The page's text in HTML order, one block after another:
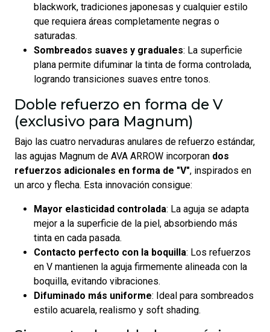
blackwork, tradiciones japonesas y cualquier estilo
que requiera áreas completamente negras o
saturadas.
Sombreados suaves y graduales: La superficie
plana permite difuminar la tinta de forma controlada,
logrando transiciones suaves entre tonos.
Doble refuerzo en forma de V
(exclusivo para Magnum)
Bajo las cuatro nervaduras anulares de refuerzo estándar,
las agujas Magnum de AVA ARROW incorporan dos
refuerzos adicionales en forma de "V", inspirados en
un arco y flecha. Esta innovación consigue:
Mayor elasticidad controlada: La aguja se adapta
mejor a la superficie de la piel, absorbiendo más
tinta en cada pasada.
Contacto perfecto con la boquilla: Los refuerzos
en V mantienen la aguja firmemente alineada con la
boquilla, evitando vibraciones.
Difuminado más uniforme: Ideal para sombreados
estilo acuarela, realismo y soft shading.